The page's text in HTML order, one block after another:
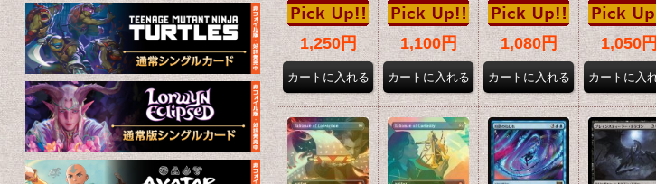
1,250円 1,100円 1,080円 1,050円